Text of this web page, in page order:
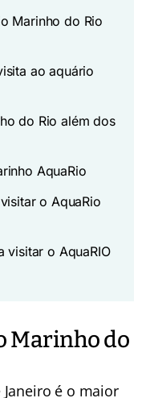
Marinho do Rio
ao aquário
do Rio além dos
AquaRio
o AquaRio
visitar o AquaRIO
Marinho do
é o maior